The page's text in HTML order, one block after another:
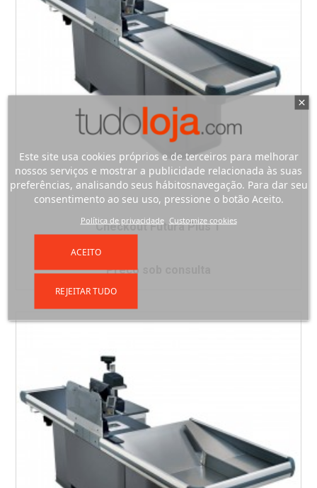
Checkout Futura Plus T
Preço sob consulta
Este site usa cookies próprios e de terceiros para melhorar
nossos serviços e mostrar a publicidade relacionada às suas
preferências, analisando seus hábitosnavegação. Para dar seu
consentimento ao seu uso, pressione o botão Aceito.
Política de privacidade Customize cookies
REJEITAR TUDO
ACEITO